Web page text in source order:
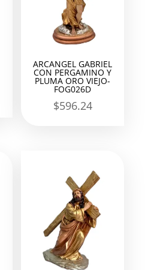
ARCANGEL GABRIEL
CON PERGAMINO Y
PLUMA ORO VIEJO-
FOG026D
$596.24